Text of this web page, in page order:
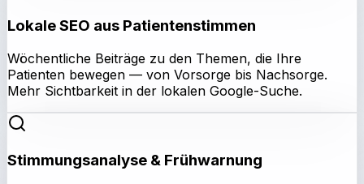
Lokale SEO aus Patientenstimmen
Wöchentliche Beiträge zu den Themen, die Ihre
Patienten bewegen — von Vorsorge bis Nachsorge.
Mehr Sichtbarkeit in der lokalen Google-Suche.
Stimmungsanalyse & Frühwarnung